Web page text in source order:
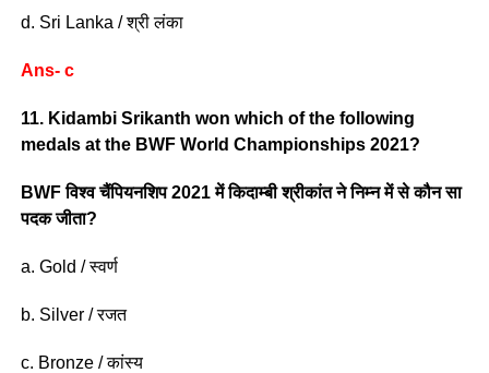
d. Sri Lanka / श्री लंका
Ans- c
11. Kidambi Srikanth won which of the following
medals at the BWF World Championships 2021?
BWF विश्व चैंपियनशिप 2021 में किदाम्बी श्रीकांत ने निम्न में से कौन सा
पदक जीता?
a. Gold / स्वर्ण
b. Silver / रजत
c. Bronze / कांस्य